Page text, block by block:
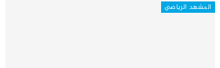
المشهد الرياضي